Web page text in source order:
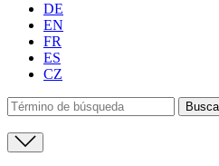
DE
EN
FR
ES
CZ